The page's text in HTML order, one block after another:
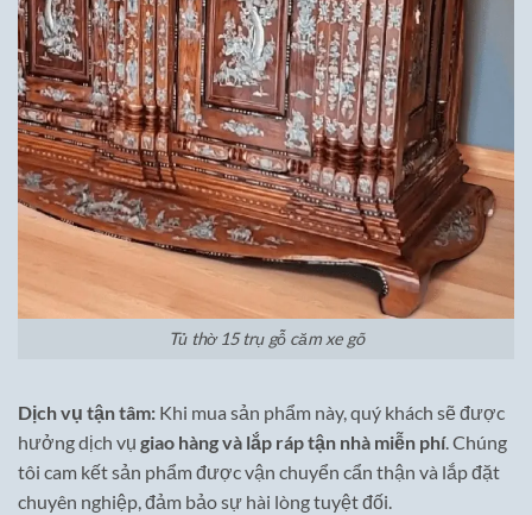
Tủ thờ 15 trụ gỗ căm xe gõ
Dịch vụ tận tâm: Khi mua sản phẩm này, quý khách sẽ được
hưởng dịch vụ giao hàng và lắp ráp tận nhà miễn phí. Chúng
tôi cam kết sản phẩm được vận chuyển cẩn thận và lắp đặt
chuyên nghiệp, đảm bảo sự hài lòng tuyệt đối.